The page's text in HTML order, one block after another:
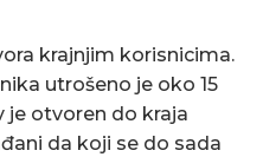
krajnjim korisnicima.
utrošeno je oko 15
je otvoren do kraja
da koji se do sada